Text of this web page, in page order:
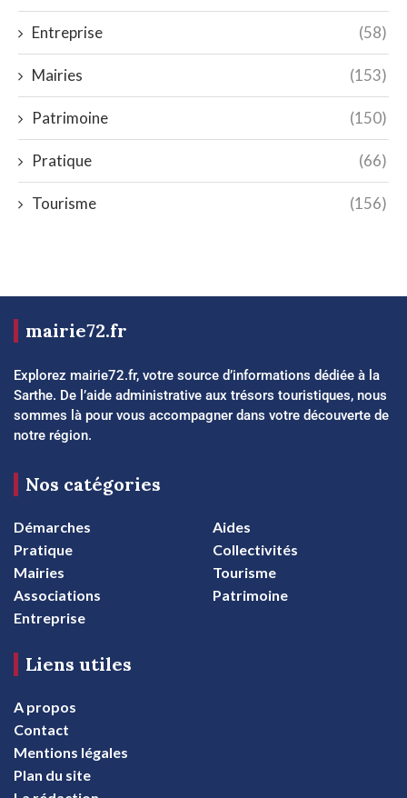
Entreprise (58)
Mairies (153)
Patrimoine (150)
Pratique (66)
Tourisme (156)
mairie72.fr
Explorez mairie72.fr, votre source d’informations dédiée à la
Sarthe. De l’aide administrative aux trésors touristiques, nous
sommes là pour vous accompagner dans votre découverte de
notre région.
Nos catégories
Démarches
Aides
Pratique
Collectivités
Mairies
Tourisme
Associations
Patrimoine
Entreprise
Liens utiles
A propos
Contact
Mentions légales
Plan du site